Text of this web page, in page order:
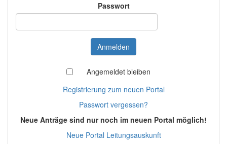
Passwort
Angemeldet bleiben
Registrierung zum neuen Portal
Passwort vergessen?
Neue Anträge sind nur noch im neuen Portal möglich!
Neue Portal Leitungsauskunft